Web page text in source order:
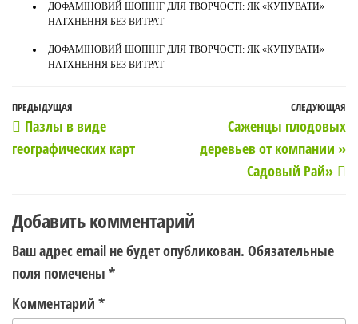
ДОФАМІНОВИЙ ШОПІНГ ДЛЯ ТВОРЧОСТІ: ЯК «КУПУВАТИ»
НАТХНЕННЯ БЕЗ ВИТРАТ
ДОФАМІНОВИЙ ШОПІНГ ДЛЯ ТВОРЧОСТІ: ЯК «КУПУВАТИ»
НАТХНЕННЯ БЕЗ ВИТРАТ
Навигация
по
записям
Предыдущая
запись
ПРЕДЫДУЩАЯ
Пазлы в виде
географических карт
СЛЕДУЮЩАЯ
Саженцы плодовых
деревьев от компании »
Садовый Рай»
Добавить комментарий
Ваш адрес email не будет опубликован. Обязательные
поля помечены *
Комментарий *